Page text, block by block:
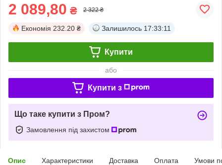
2 089,80 ₴ 2 322 ₴
Економія 232.20 ₴ Залишилось 17:33:10
Купити
або
Купити з
Що таке купити з Пром?
Замовлення під захистом
Опис Характеристики Доставка Оплата Умови